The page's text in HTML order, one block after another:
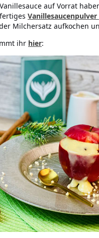
auf Vorrat
Vanillesaucenpulver
Milchersatz aufkochen
ihr hier: